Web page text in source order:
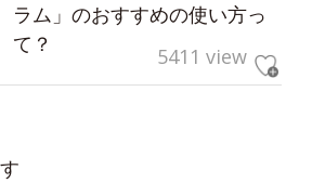
ラム」のおすすめの使い方っ
て？
5411 view